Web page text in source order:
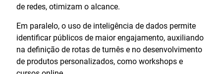
de redes, otimizam o alcance.
Em paralelo, o uso de inteligência de dados permite
identificar públicos de maior engajamento, auxiliando
na definição de rotas de turnês e no desenvolvimento
de produtos personalizados, como workshops e